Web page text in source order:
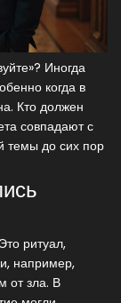
Иногда
когда в
Кто должен
совпадают с
темы до сих пор
ритуал,
например,
от зла. В